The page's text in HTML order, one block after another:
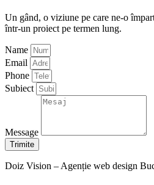
Un gând, o viziune pe care ne-o
într-un proiect pe termen lung.
Name
Email
Phone
Subiect
Message
Trimite
Doiz Vision – Agenție web design